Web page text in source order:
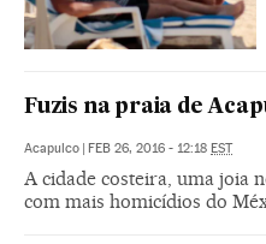
Fuzis na praia de
Acapulco FEB 26, 2016 - 12:18 EST
A cidade costeira, uma joia
com mais homicídios do